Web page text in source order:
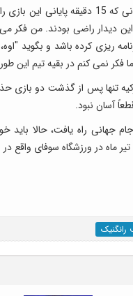
سرمربی آلمانی تیم ملی فوتبال اتریش تصریح
دیدار راضی بودند. من فکر
من بگوید که ناگهان در دقیقه 93 کسی برنامه
فکر نمی کنم در بقیه تیم این
تنها پس از گذشت دو بازی
آسان نبود.
حذفی جام جهانی راه یافت، حالا
رانگنیک